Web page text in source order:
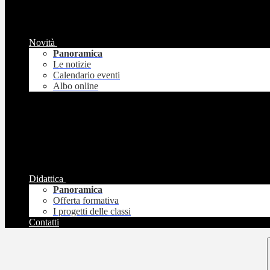
Novità
Panoramica
Le notizie
Calendario eventi
Albo online
Didattica
Panoramica
Offerta formativa
I progetti delle classi
Contatti